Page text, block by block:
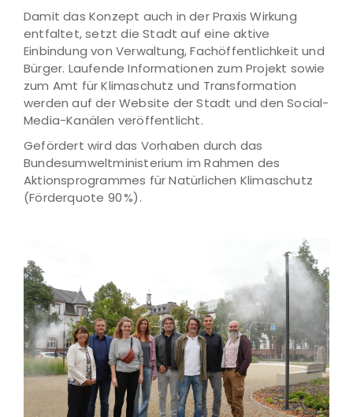
Damit das Konzept auch in der Praxis Wirkung
entfaltet, setzt die Stadt auf eine aktive
Einbindung von Verwaltung, Fachöffentlichkeit und
Bürger. Laufende Informationen zum Projekt sowie
zum Amt für Klimaschutz und Transformation
werden auf der Website der Stadt und den Social-
Media-Kanälen veröffentlicht.
Gefördert wird das Vorhaben durch das
Bundesumweltministerium im Rahmen des
Aktionsprogrammes für Natürlichen Klimaschutz
(Förderquote 90 %).